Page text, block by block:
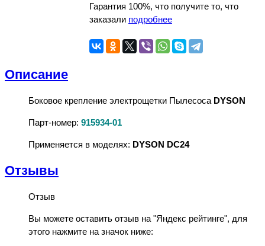
Гарантия 100%, что получите то, что
заказали подробнее
Описание
Боковое крепление электрощетки Пылесоса DYSON
Парт-номер: 915934-01
Применяется в моделях: DYSON DC24
Отзывы
Отзыв
Вы можете оставить отзыв на "Яндекс рейтинге", для
этого нажмите на значок ниже: